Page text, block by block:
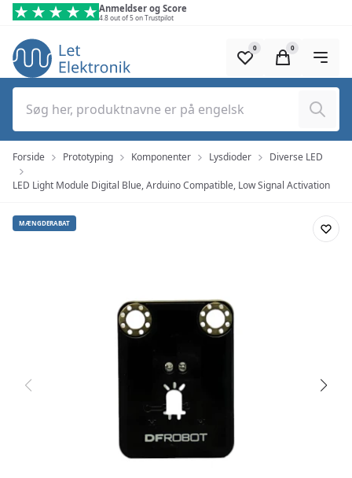
Spring til hovedindhold (tryk på Enter)
Anmeldser og Score
4.8 out of 5 on Trustpilot
Søg
0 0
Forside Prototyping Komponenter Lysdioder Diverse LED
LED Light Module Digital Blue, Arduino Compatible, Low Signal Activation
MÆNGDERABAT